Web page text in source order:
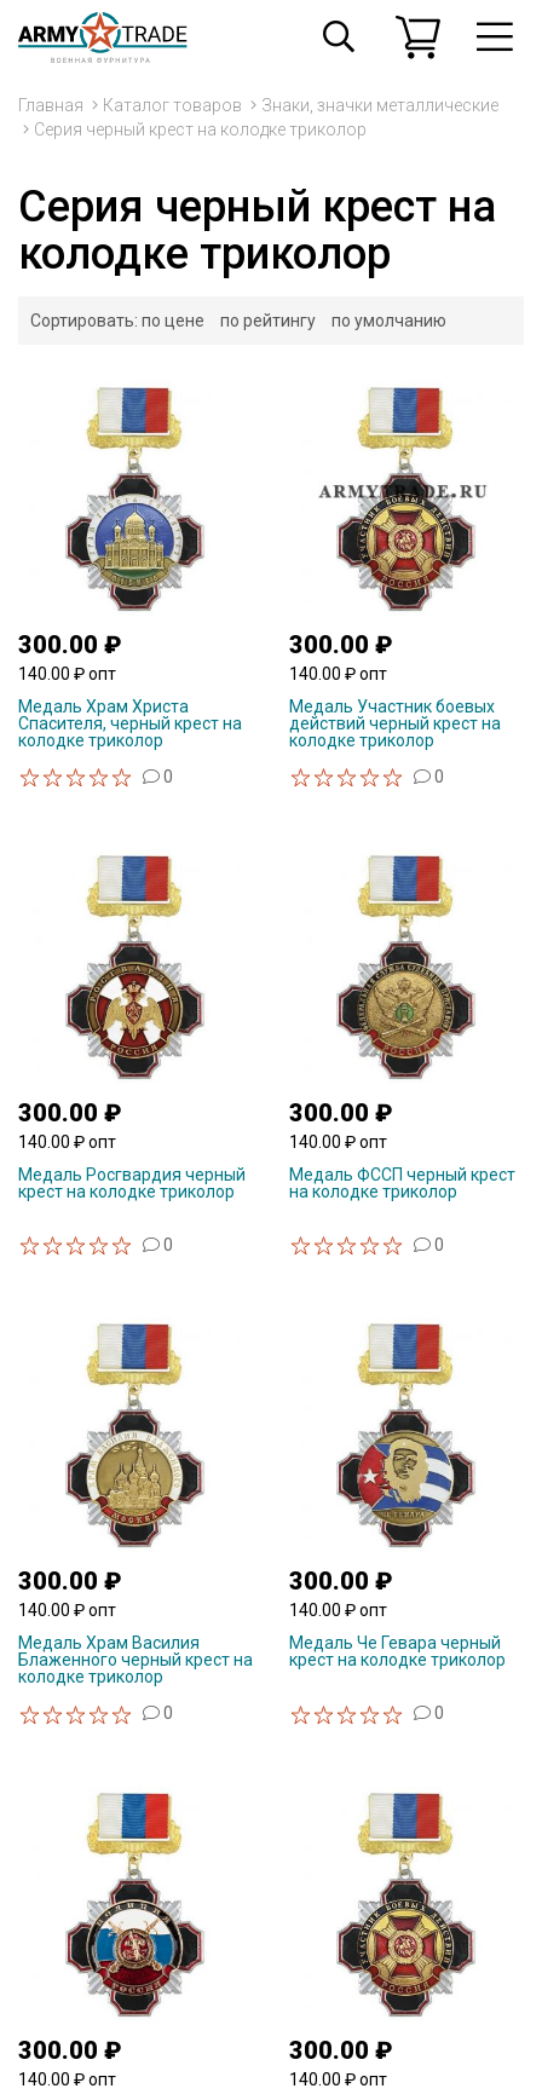
Главная Каталог товаров
Знаки, значки металлические
Серия черный крест на колодке триколор
Серия черный крест на
колодке триколор
Сортировать: по цене по рейтингу по умолчанию
300.00 ₽
140.00 ₽ опт
Медаль Храм Христа
Спасителя, черный крест на
колодке триколор
0
300.00 ₽
140.00 ₽ опт
Медаль Участник боевых
действий черный крест на
колодке триколор
0
300.00 ₽
140.00 ₽ опт
Медаль Росгвардия черный
крест на колодке триколор
0
300.00 ₽
140.00 ₽ опт
Медаль ФССП черный крест
на колодке триколор
0
300.00 ₽
140.00 ₽ опт
Медаль Храм Василия
Блаженного черный крест на
колодке триколор
0
300.00 ₽
140.00 ₽ опт
Медаль Че Гевара черный
крест на колодке триколор
0
300.00 ₽
140.00 ₽ опт
300.00 ₽
140.00 ₽ опт